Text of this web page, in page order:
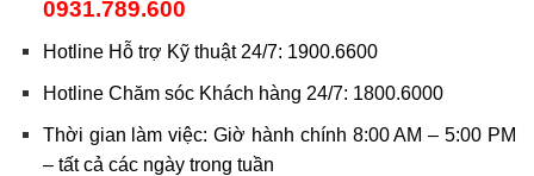
0931.789.600
Hotline Hỗ trợ Kỹ thuật 24/7: 1900.6600
Hotline Chăm sóc Khách hàng 24/7: 1800.6000
Thời gian làm việc: Giờ hành chính 8:00 AM – 5:00 PM
– tất cả các ngày trong tuần